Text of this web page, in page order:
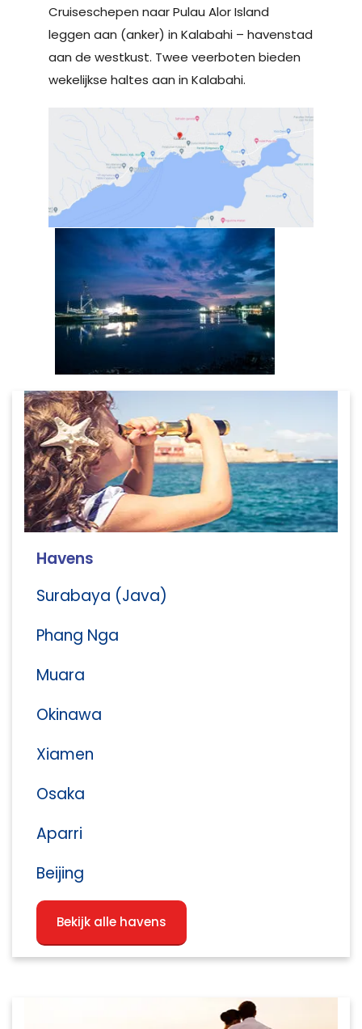
Cruiseschepen naar Pulau Alor Island
leggen aan (anker) in Kalabahi – havenstad
aan de westkust. Twee veerboten bieden
wekelijkse haltes aan in Kalabahi.
Havens
Surabaya (Java)
Phang Nga
Muara
Okinawa
Xiamen
Osaka
Aparri
Beijing
Bekijk alle havens